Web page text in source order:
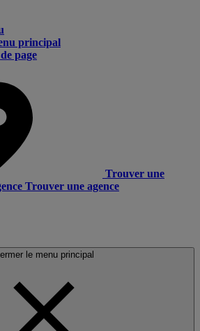
principal
page
Trouver une
Trouver une agence
le menu principal